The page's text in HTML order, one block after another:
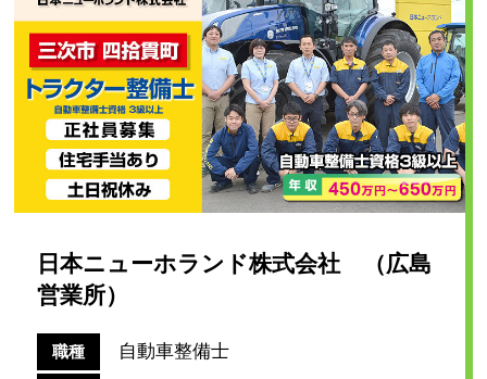
日本ニューホランド株式会社 （広島
営業所）
職種 自動車整備士